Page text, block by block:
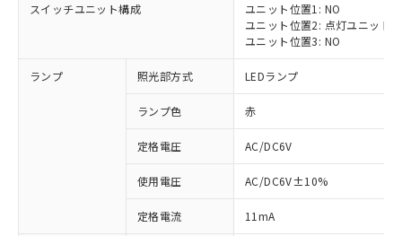
スイッチユニット構成
ユニット位置1: NO
ユニット位置2: 点灯ユニット
ユニット位置3: NO
ランプ 照光部方式 LEDランプ
ランプ色 赤
定格電圧 AC/DC6V
使用電圧 AC/DC6V±10%
定格電流 11mA
ご利用条件
以下の条件をお読みいただき、同意のうえ
ご利用ください。
対応済み：EU RoHS指令（10物質）の
非含有に対応した製品が提供可能な商品で
対応予定：EU RoHS指令（10物質）の非含
有に対応した製品に切り替える予定のある
対応予定なし：EU RoHS指令（10物質）の
非含有に非対応の商品で、対応品を出す予